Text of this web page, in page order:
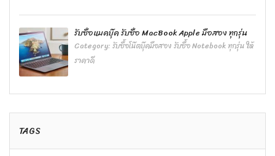
รับซื้อแมคบุ๊ค รับซื้อ MacBook Apple มือสอง ทุกรุ่น
Category:รับซื้อโน๊ตบุ๊คมือสอง รับซื้อ Notebook ทุกรุ่น ให้
ราคาดี
TAGS